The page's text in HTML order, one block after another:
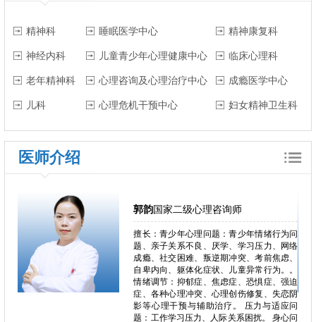
精神科 睡眠医学中心 精神康复科
神经内科 儿童青少年心理健康中心 临床心理科
老年精神科 心理咨询及心理治疗中心 成瘾医学中心
儿科 心理危机干预中心 妇女精神卫生科
医师介绍
阴
王强心理学博士
擅长：儿童青少年发展：早期发展评估、气
质特征分析、行为问题（如焦虑、抑郁、攻
击性行为、适应困难）、学习与学校适应问
题 情绪与行为问题：应激障碍、适应障碍、
社交退缩/障碍、儿童内外化问题 家庭与亲
子关系：父母教养效能提升（包括母亲敏感
性与严厉管教干预）、亲子互动优化、依恋
关系评估与干预、家庭功能评估与VIPP-SD